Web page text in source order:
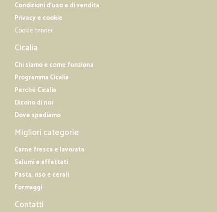
Condizioni d'uso e di vendita
Privacy e cookie
Cookie banner
Cicalia
Chi siamo e come funziona
Programma Cicalia
Perché Cicalia
Dicono di noi
Dove spediamo
Migliori categorie
Carne fresca e lavorata
Salumi e affettati
Pasta, riso e cerali
Formaggi
Contatti